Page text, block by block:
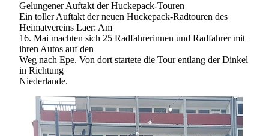
Gelungener Auftakt der Huckepack-Touren
Ein toller Auftakt der neuen Huckepack-Radtouren des
Heimatvereins Laer: Am
16. Mai machten sich 25 Radfahrerinnen und Radfahrer mit
ihren Autos auf den
Weg nach Epe. Von dort startete die Tour entlang der Dinkel
in Richtung
Niederlande.